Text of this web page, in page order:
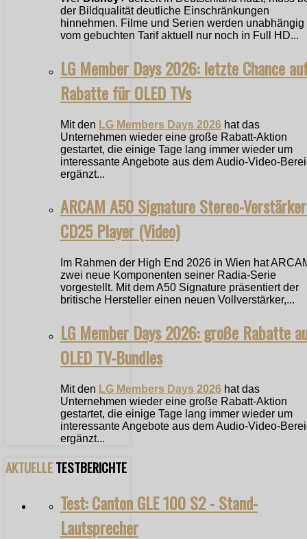
der Bildqualität deutliche Einschränkungen
hinnehmen. Filme und Serien werden unabhängig
vom gebuchten Tarif aktuell nur noch in Full HD...
LG Member Days 2026: letzte Chance
Rabatte für OLED TVs
Mit den LG Members Days 2026 hat das
Unternehmen wieder eine große Rabatt-Aktion
gestartet, die einige Tage lang immer wieder um
interessante Angebote aus dem Audio-Video-
ergänzt...
ARCAM A50 Signature Stereo-
CD25 Player (Video)
Im Rahmen der High End 2026 in Wien hat
zwei neue Komponenten seiner Radia-Serie
vorgestellt. Mit dem A50 Signature präsentiert der
britische Hersteller einen neuen Vollverstärker,...
LG Member Days 2026: große Rabatte
OLED TV-Bundles
Mit den LG Members Days 2026 hat das
Unternehmen wieder eine große Rabatt-Aktion
gestartet, die einige Tage lang immer wieder um
interessante Angebote aus dem Audio-Video-
ergänzt...
AKTUELLETESTBERICHTE
Test: Canton GLE 100 S2 - Stand-
Lautsprecher